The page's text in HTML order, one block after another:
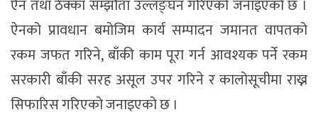
ऐन तथा ठेक्का सम्झौता उल्लङ्घन गरिएको जनाइएको छ ।
ऐनको प्रावधान बमोजिम कार्य सम्पादन जमानत वापतको
रकम जफत गरिने, बाँकी काम पूरा गर्न आवश्यक पर्ने रकम
सरकारी बाँकी सरह असूल उपर गरिने र कालोसूचीमा राख्न
सिफारिस गरिएको जनाइएको छ ।